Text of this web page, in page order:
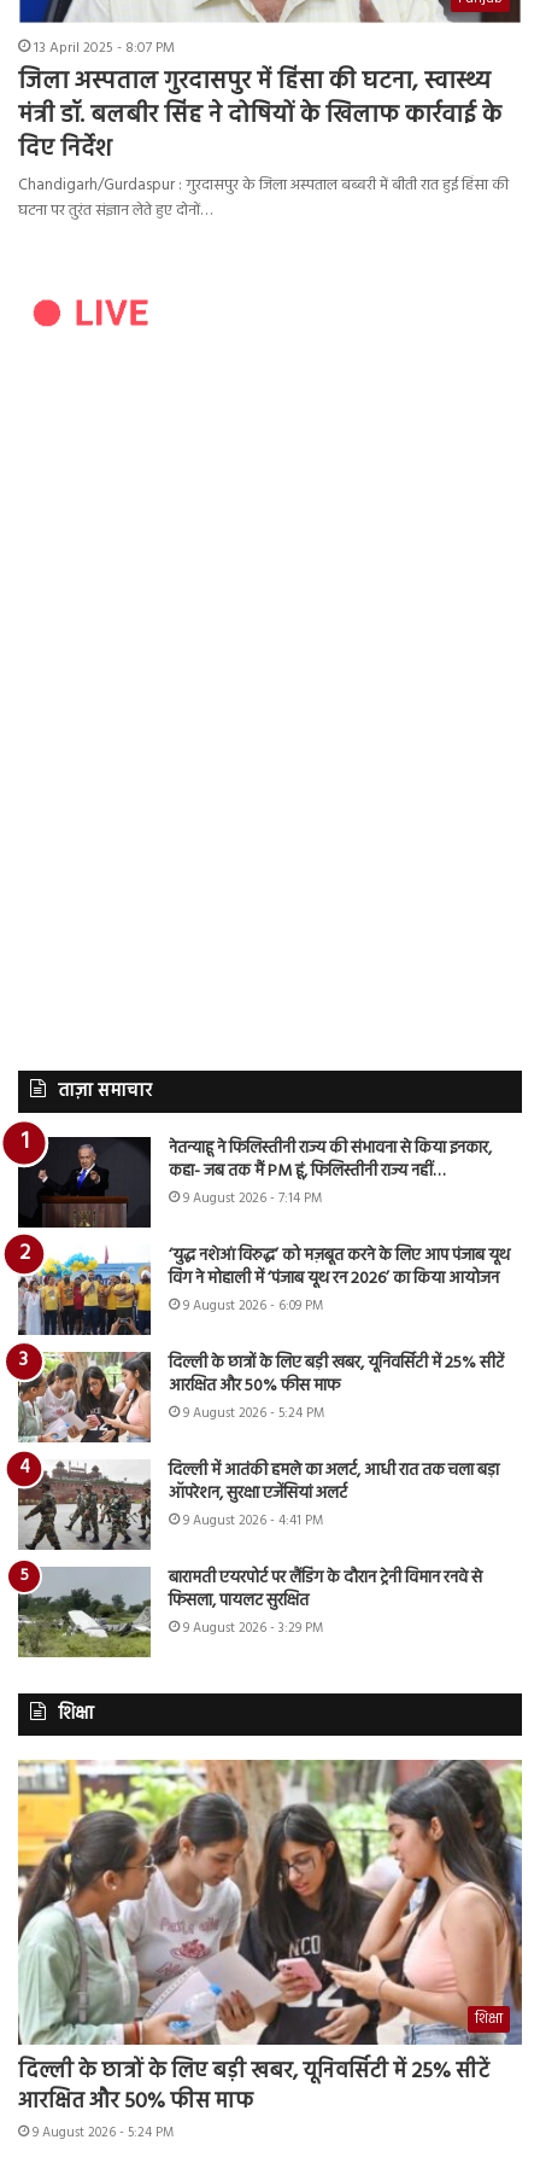
13 April 2025 - 8:07 PM
जिला अस्पताल गुरदासपुर में हिंसा की घटना, स्वास्थ्य
मंत्री डॉ. बलबीर सिंह ने दोषियों के खिलाफ कार्रवाई के
दिए निर्देश
Chandigarh/Gurdaspur : गुरदासपुर के जिला अस्पताल बब्बरी में बीती रात हुई हिंसा की
घटना पर तुरंत संज्ञान लेते हुए दोनों…
ताज़ा समाचार
नेतन्याहू ने फिलिस्तीनी राज्य की संभावना से किया इनकार,
कहा- जब तक मैं PM हूं, फिलिस्तीनी राज्य नहीं…
9 August 2026 - 7:14 PM
‘युद्ध नशेआं विरुद्ध’ को मज़बूत करने के लिए आप पंजाब यूथ
विंग ने मोहाली में ‘पंजाब यूथ रन 2026’ का किया आयोजन
9 August 2026 - 6:09 PM
दिल्ली के छात्रों के लिए बड़ी खबर, यूनिवर्सिटी में 25% सीटें
आरक्षित और 50% फीस माफ
9 August 2026 - 5:24 PM
दिल्ली में आतंकी हमले का अलर्ट, आधी रात तक चला बड़ा
ऑपरेशन, सुरक्षा एजेंसियां अलर्ट
9 August 2026 - 4:41 PM
बारामती एयरपोर्ट पर लैंडिंग के दौरान ट्रेनी विमान रनवे से
फिसला, पायलट सुरक्षित
9 August 2026 - 3:29 PM
शिक्षा
शिक्षा
दिल्ली के छात्रों के लिए बड़ी खबर, यूनिवर्सिटी में 25% सीटें
आरक्षित और 50% फीस माफ
9 August 2026 - 5:24 PM